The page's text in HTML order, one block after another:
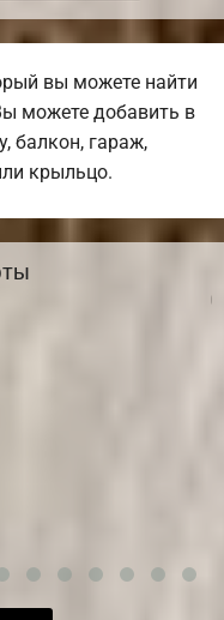
вы можете найти
можете добавить в
балкон, гараж,
крыльцо.